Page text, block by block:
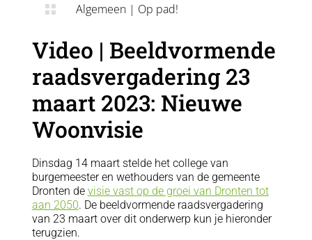
 Algemeen | Op pad!
Video | Beeldvormende
raadsvergadering 23
maart 2023: Nieuwe
Woonvisie
Dinsdag 14 maart stelde het college van
burgemeester en wethouders van de gemeente
Dronten de visie vast op de groei van Dronten tot
aan 2050. De beeldvormende raadsvergadering
van 23 maart over dit onderwerp kun je hieronder
terugzien.